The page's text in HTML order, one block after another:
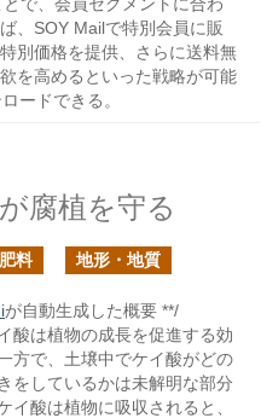
、SOY Mailで特別会員に販
別価格を提供、さらに送料無
を高めるといった戦略が可能
ードできる。
腐植を守る
料 地形・地質
が自動生成した概要 **/
酸は植物の成長を促進する効
方で、土壌中でケイ酸がどの
をしているかは未解明な部分
イ酸は植物に吸収されると、